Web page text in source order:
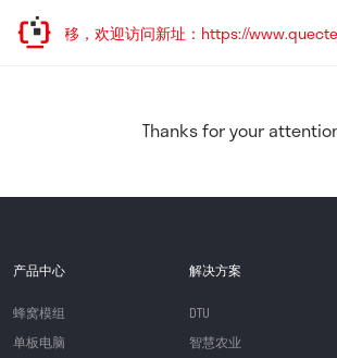
址已迁移，欢迎访问新址：https://
Thanks for your
产品中心
蜂窝模组
单板电脑
解决方案
DTU
智慧农业